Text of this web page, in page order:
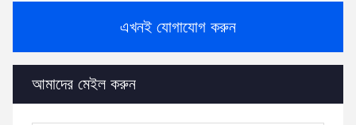
এখনই যোগাযোগ করুন
আমাদের মেইল ​​করুন